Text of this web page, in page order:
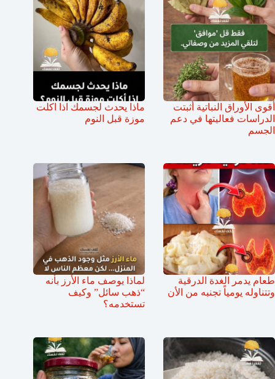
أقوى الأوراق النباتية أثبتت
الدراسات فعاليتها في دعم
الجسم
ماذا يحدث لجسمك اذا اكلت
موزة قبل النوم
طعام يدمر الغدة الدرقية
وتتناوله يومياً تجنبه من الأن
لماذا يوصف ماء الأرز بأنه
“ذهب سائل” وكيف
تستخدمه؟